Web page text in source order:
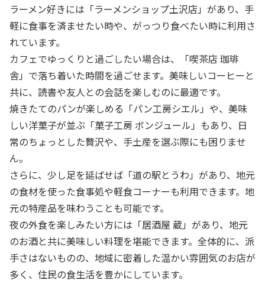
ラーメン好きには「ラーメンショップ土沢店」があり、手
軽に食事を済ませたい時や、がっつり食べたい時に利用さ
れています。
カフェでゆっくりと過ごしたい場合は、「喫茶店 珈琲
舎」で落ち着いた時間を過ごせます。美味しいコーヒーと
共に、読書や友人との会話を楽しむのに最適です。
焼きたてのパンが楽しめる「パン工房シエル」や、美味
しい洋菓子が並ぶ「菓子工房 ボンジュール」もあり、日
常のちょっとした贅沢や、手土産を選ぶ際にも困りませ
ん。
さらに、少し足を延ばせば「道の駅とうわ」があり、地元
の食材を使った食事処や軽食コーナーも利用できます。地
元の特産品を味わうことも可能です。
夜の外食を楽しみたい方には「居酒屋 蔵」があり、地元
のお酒と共に美味しい料理を堪能できます。全体的に、派
手さはないものの、地域に密着した温かい雰囲気のお店が
多く、住民の食生活を豊かにしています。